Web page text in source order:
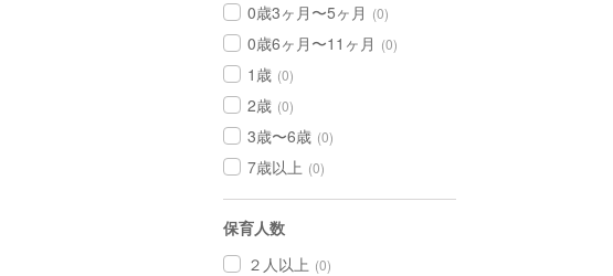
0歳3ヶ月〜5ヶ月 (0)
0歳6ヶ月〜11ヶ月 (0)
1歳 (0)
2歳 (0)
3歳〜6歳 (0)
7歳以上 (0)
保育人数
２人以上 (0)